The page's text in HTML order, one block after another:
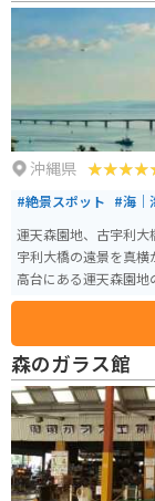
沖縄県
#絶景スポット #海｜
運天森園地、古宇利
宇利大橋の遠景を真
高台にある運天森園地
面に見られます。
森のガラス館